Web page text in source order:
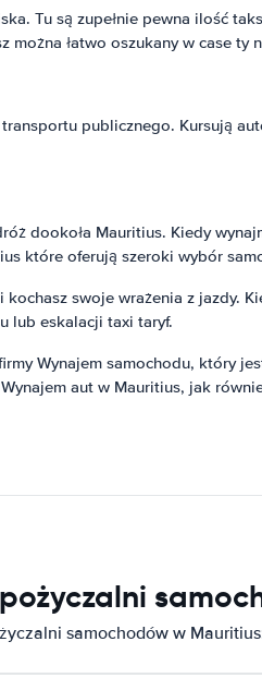
Tu są zupełnie pewna ilość
łatwo oszukany w case ty
publicznego. Kursują
dookoła Mauritius. Kiedy
które oferują szeroki wybór
kochasz swoje wrażenia z jazdy.
lub eskalacji taxi taryf.
Wynajem samochodu, który
aut w Mauritius, jak
samochodów w